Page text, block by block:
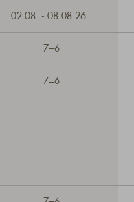
02.08. - 08.08.26
7=6
7=6